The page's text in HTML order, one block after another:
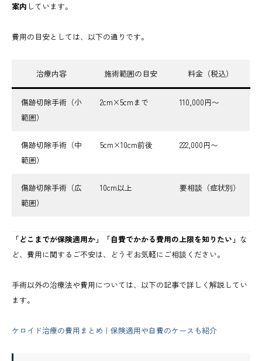
案内 しています。
費用の目安としては、以下の通りです。
治療内容 施術範囲の目安 料金（税込）
傷跡切除手術（小
範囲）
2cm×5cmまで 110,000円〜
傷跡切除手術（中
範囲）
5cm×10cm前後 222,000円〜
傷跡切除手術（広
範囲）
10cm以上 要相談（症状別）
「どこまでが保険適用か」「自費でかかる費用の上限を知りたい」 な
ど、費用に関するご不安は、どうぞお気軽にご相談ください。
手術以外の治療法や費用については、以下の記事で詳しく解説してい
ます。
ケロイド治療の費用まとめ｜保険適用や自費のケースも紹介